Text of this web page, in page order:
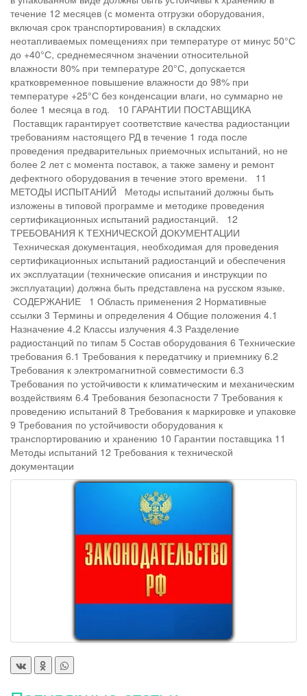
течение 12 месяцев (с момента отгрузки оборудования,
включая срок транспортирования) в складских
неотапливаемых помещениях при температуре от минус 50°С
до +40°С, среднемесячном значении относительной
влажности 80% при температуре 20°С, допускается
кратковременное повышение влажности до 98% при
температуре +25°С без конденсации влаги, но суммарно не
более 1 месяца в год. 10 ГАРАНТИИ ПОСТАВЩИКА
Поставщик гарантирует соответствие качества радиостанции
требованиям настоящего РД в течение 1 года после
проведения предварительных приемочных испытаний, но не
более 2 лет с момента поставок, а также замену и ремонт
дефектного оборудования в течение этого времени. 11
МЕТОДЫ ИСПЫТАНИЙ Методы испытаний должны быть
изложены в типовой программе и методике проведения
сертификационных испытаний радиостанций. 12
ТРЕБОВАНИЯ К ТЕХНИЧЕСКОЙ ДОКУМЕНТАЦИИ
Техническая документация, необходимая для проведения
сертификационных испытаний радиостанций и обеспечения
их эксплуатации (технические описания и инструкции по
эксплуатации) должна быть представлена на русском языке.
СОДЕРЖАНИЕ 1 Область применения 2 Нормативные
ссылки 3 Термины и определения 4 Общие положения 4.1
Назначение 4.2 Классы излучения 4.3 Разделение
радиостанций по типам 5 Состав оборудования 6 Технические
требования 6.1 Требования к передатчику и приемнику 6.2
Требования к электромагнитной совместимости 6.3
Требования по устойчивости к климатическим и механическим
воздействиям 6.4 Требования безопасности 7 Требования к
проведению испытаний 8 Требования к маркировке и упаковке
9 Требования по устойчивости оборудования к
транспортированию и хранению 10 Гарантии поставщика 11
Методы испытаний 12 Требования к технической
документации